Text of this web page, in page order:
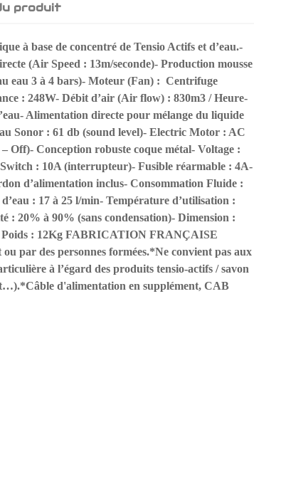
produit
à base de concentré de Tensio Actifs et d’eau.-
(Air Speed : 13m/seconde)- Production mousse
eau 3 à 4 bars)- Moteur (Fan) : Centrifuge
: 248W- Débit d’air (Air flow) : 830m3 / Heure-
Alimentation directe pour mélange du liquide
Sonor : 61 db (sound level)- Electric Motor : AC
Off)- Conception robuste coque métal- Voltage :
: 10A (interrupteur)- Fusible réarmable : 4A-
d’alimentation inclus- Consommation Fluide :
: 17 à 25 l/min- Température d’utilisation :
: 20% à 90% (sans condensation)- Dimension :
Poids : 12Kg FABRICATION FRANÇAISE
par des personnes formées.*Ne convient pas aux
à l’égard des produits tensio-actifs / savon
d'alimentation en supplément, CAB